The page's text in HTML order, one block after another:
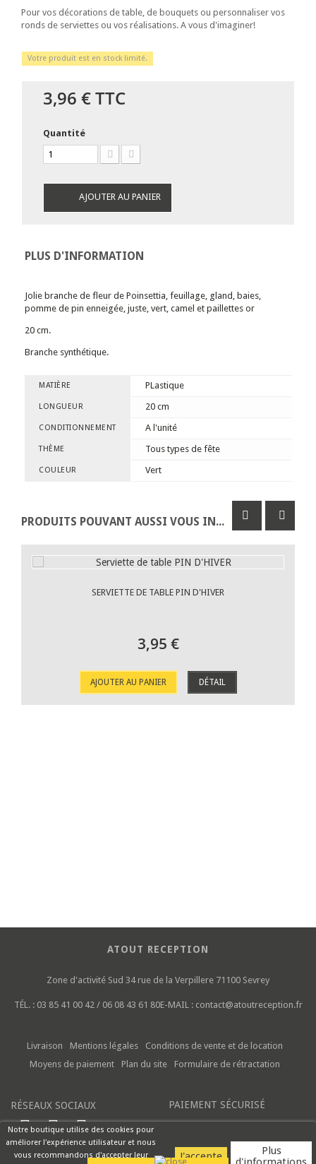
Notre boutique utilise des cookies pour
améliorer l'expérience utilisateur et nous
vous recommandons d'accepter leur
Plus
Pour vos décorations de table, de bouquets ou personnaliser vos
ronds de serviettes ou vos réalisations. A vous d'imaginer!
Votre produit est en stock limité.
3,96 €TTC
Quantité
AJOUTER AU PANIER
PLUS D'INFORMATION
Jolie branche de fleur de Poinsettia, feuillage, gland, baies,
pomme de pin enneigée, juste, vert, camel et paillettes or
20 cm.
Branche synthétique.
MATIÈRE PLastique
LONGUEUR 20 cm
CONDITIONNEMENT A l'unité
THÈME Tous types de fête
COULEUR Vert
PRODUITS POUVANT AUSSI VOUS INTÉRESSER
SERVIETTE DE TABLE PIN D'HIVER
3,95 €
AJOUTER AU PANIER DÉTAIL
ATOUT RECEPTION
Zone d'activité Sud 34 rue de la Verpillere 71100 Sevrey
TÉL. : 03 85 41 00 42 / 06 08 43 61 80E-MAIL : contact@atoutreception.fr
Livraison Mentions légales
Conditions de vente et de location
Moyens de paiement
Plan du site Formulaire de rétractation
RÉSEAUX SOCIAUX PAIEMENT SÉCURISÉ